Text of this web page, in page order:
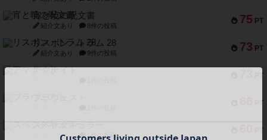
75 PT
宵と暁の呪文書
紹介文あり 8件の投稿
73 PT
リスボン・トラム 28
紹介文あり 9件の投稿
PT
アマナイト
PT
PT
スペクタキュラー
紹介文なし 1件の投稿